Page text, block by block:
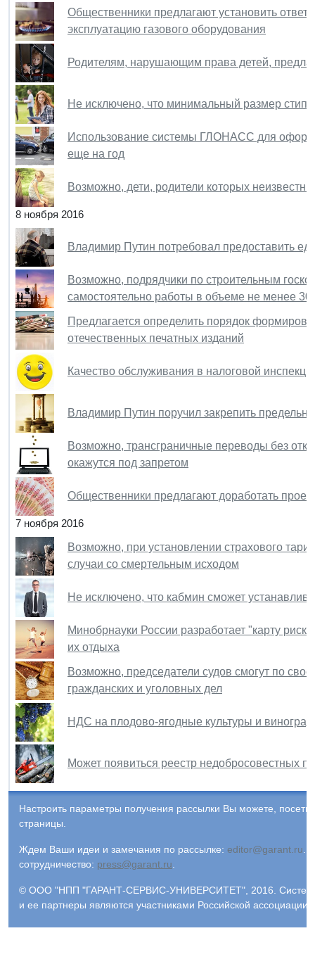
Общественники предлагают установить
эксплуатацию газового оборудования
Родителям, нарушающим права детей,
Не исключено, что минимальный размер
Использование системы ГЛОНАСС для
еще на год
Возможно, дети, родители которых
8 ноября 2016
Владимир Путин потребовал предоставить
Возможно, подрядчики по строительным
самостоятельно работы в объеме не менее
Предлагается определить порядок
отечественных печатных изданий
Качество обслуживания в налоговой
Владимир Путин поручил закрепить
Возможно, трансграничные переводы без
окажутся под запретом
Общественники предлагают доработать
7 ноября 2016
Возможно, при установлении страхового
случаи со смертельным исходом
Не исключено, что кабмин сможет
Минобрнауки России разработает "карту
их отдыха
Возможно, председатели судов смогут по
гражданских и уголовных дел
НДС на плодово-ягодные культуры и виноград
Может появиться реестр недобросовестных
Настроить параметры получения рассылки Вы можете,
страницы.
Ждем Ваши идеи и замечания по рассылке: editor@garant.ru.
сотрудничество: press@garant.ru.
© ООО "НПП "ГАРАНТ-СЕРВИС-УНИВЕРСИТЕТ", 2016. Система
и ее партнеры являются участниками Российской